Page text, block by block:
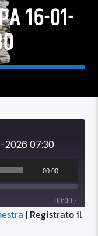
16-01-
2026 07:30
00:00
00:00 /
| Registrato il